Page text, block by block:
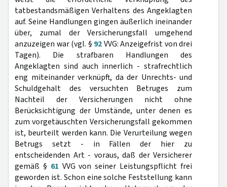
tatbestandsmäßigen Verhaltens des Angeklagten
auf. Seine Handlungen gingen äußerlich ineinander
über, zumal der Versicherungsfall umgehend
anzuzeigen war (vgl. § 92VVG: Anzeigefrist von drei
Tagen). Die strafbaren Handlungen des
Angeklagten sind auch innerlich - strafrechtlich
eng miteinander verknüpft, da der Unrechts- und
Schuldgehalt des versuchten Betruges zum
Nachteil der Versicherungen nicht ohne
Berücksichtigung der Umstände, unter denen es
zum vorgetäuschten Versicherungsfall gekommen
ist, beurteilt werden kann. Die Verurteilung wegen
Betrugs setzt - in Fällen der hier zu
entscheidenden Art - voraus, daß der Versicherer
gemäß § 61 VVG von seiner Leistungspflicht frei
geworden ist. Schon eine solche Feststellung kann